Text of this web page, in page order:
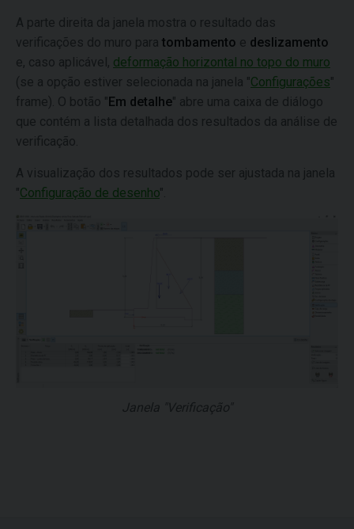
A parte direita da janela mostra o resultado das
verificações do muro para tombamento e deslizamento
e, caso aplicável, deformação horizontal no topo do muro
(se a opção estiver selecionada na janela "Configurações"
frame). O botão "Em detalhe" abre uma caixa de diálogo
que contém a lista detalhada dos resultados da análise de
verificação.
A visualização dos resultados pode ser ajustada na janela
"Configuração de desenho".
Janela "Verificação"